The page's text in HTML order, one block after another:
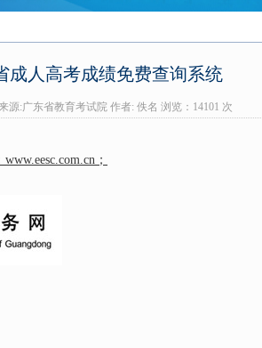
成人高考成绩免费查询系统
源:广东省教育考试院 作者: 佚名 浏览： 14101 次
；